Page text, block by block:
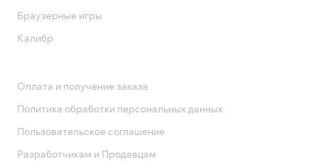
Браузерные игры
Калибр
Оплата и получение заказа
Политика обработки персональных данных
Пользовательское соглашение
Разработчикам и Продавцам